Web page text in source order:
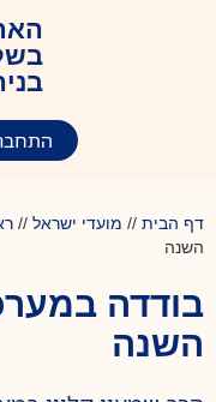
דף הבית // מועדי ישראל //
השנה
בודדה
השנה